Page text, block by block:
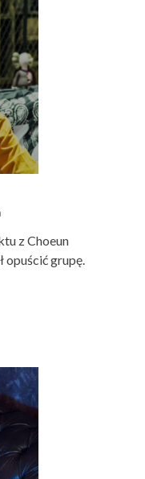
z Choeun
opuścić grupę.